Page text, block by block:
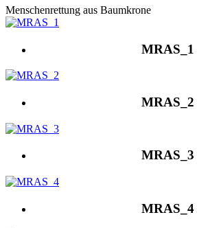
Menschenrettung aus Baumkrone
MRAS_1
MRAS_2
MRAS_3
MRAS_4